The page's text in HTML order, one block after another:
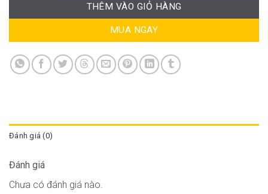
THÊM VÀO GIỎ HÀNG
MUA NGAY
Đánh giá (0)
Đánh giá
Chưa có đánh giá nào.